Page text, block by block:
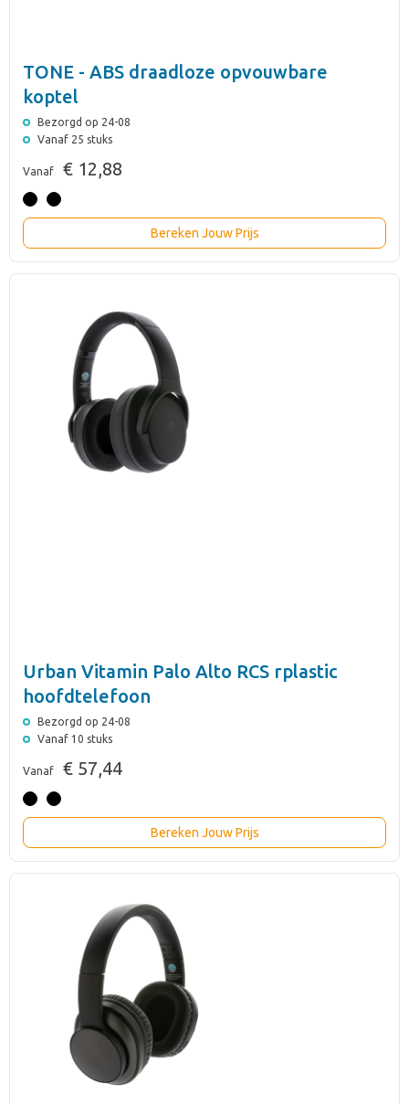
TONE - ABS draadloze opvouwbare
koptel
Bezorgd op 24-08
Vanaf 25 stuks
Vanaf € 12,88
Bereken Jouw Prijs
Urban Vitamin Palo Alto RCS rplastic
hoofdtelefoon
Bezorgd op 24-08
Vanaf 10 stuks
Vanaf € 57,44
Bereken Jouw Prijs